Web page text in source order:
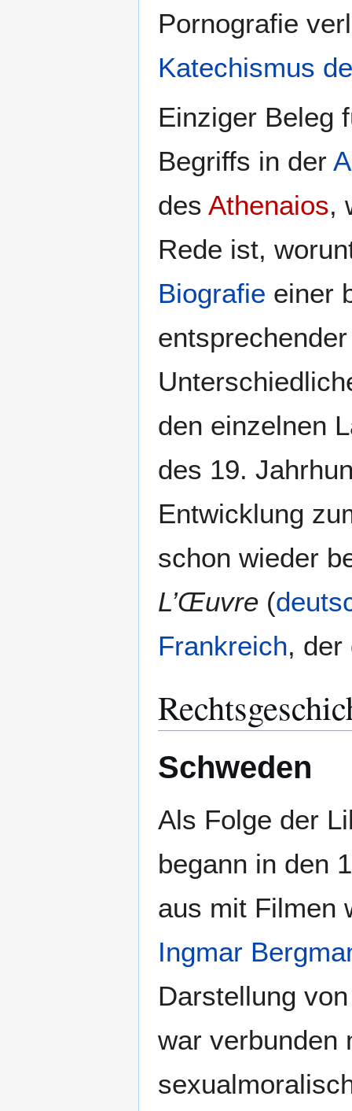
Pornografie
Katechismus
Einziger Beleg
Begriffs in der
des Athenaios,
Rede ist,
Biografie einer
den einzelnen
des 19.
Entwicklung
schon wieder
L’Œuvre (
Frankreich,
Schweden
Als Folge der
begann in den
aus mit Filmen
Ingmar
Darstellung
war verbunden